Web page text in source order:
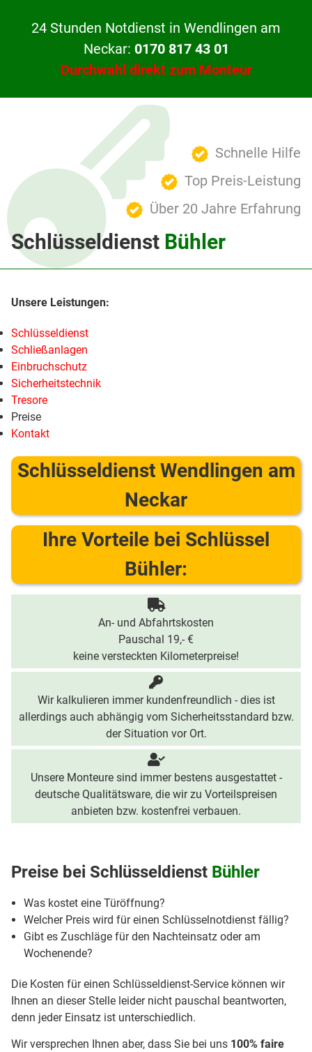
24 Stunden Notdienst in Wendlingen am
Neckar: 0170 817 43 01
Durchwahl direkt zum Monteur
Schnelle Hilfe
Top Preis-Leistung
Über 20 Jahre Erfahrung
Schlüsseldienst Bühler
Schlüsseldienst
Schließanlagen
Einbruchschutz
Sicherheitstechnik
Tresore
Preise
Kontakt
Schlüsseldienst Wendlingen am
Neckar
Ihre Vorteile bei Schlüssel
Bühler:
An- und Abfahrtskosten
Pauschal 19,- €
keine versteckten Kilometerpreise!
Wir kalkulieren immer kundenfreundlich - dies ist
allerdings auch abhängig vom Sicherheitsstandard bzw.
der Situation vor Ort.
Unsere Monteure sind immer bestens ausgestattet -
deutsche Qualitätsware, die wir zu Vorteilspreisen
anbieten bzw. kostenfrei verbauen.
Preise bei Schlüsseldienst Bühler
Was kostet eine Türöffnung?
Welcher Preis wird für einen Schlüsselnotdienst fällig?
Gibt es Zuschläge für den Nachteinsatz oder am
Wochenende?
Die Kosten für einen Schlüsseldienst-Service können wir
Ihnen an dieser Stelle leider nicht pauschal beantworten,
denn jeder Einsatz ist unterschiedlich.
Wir versprechen Ihnen aber, dass Sie bei uns 100% faire